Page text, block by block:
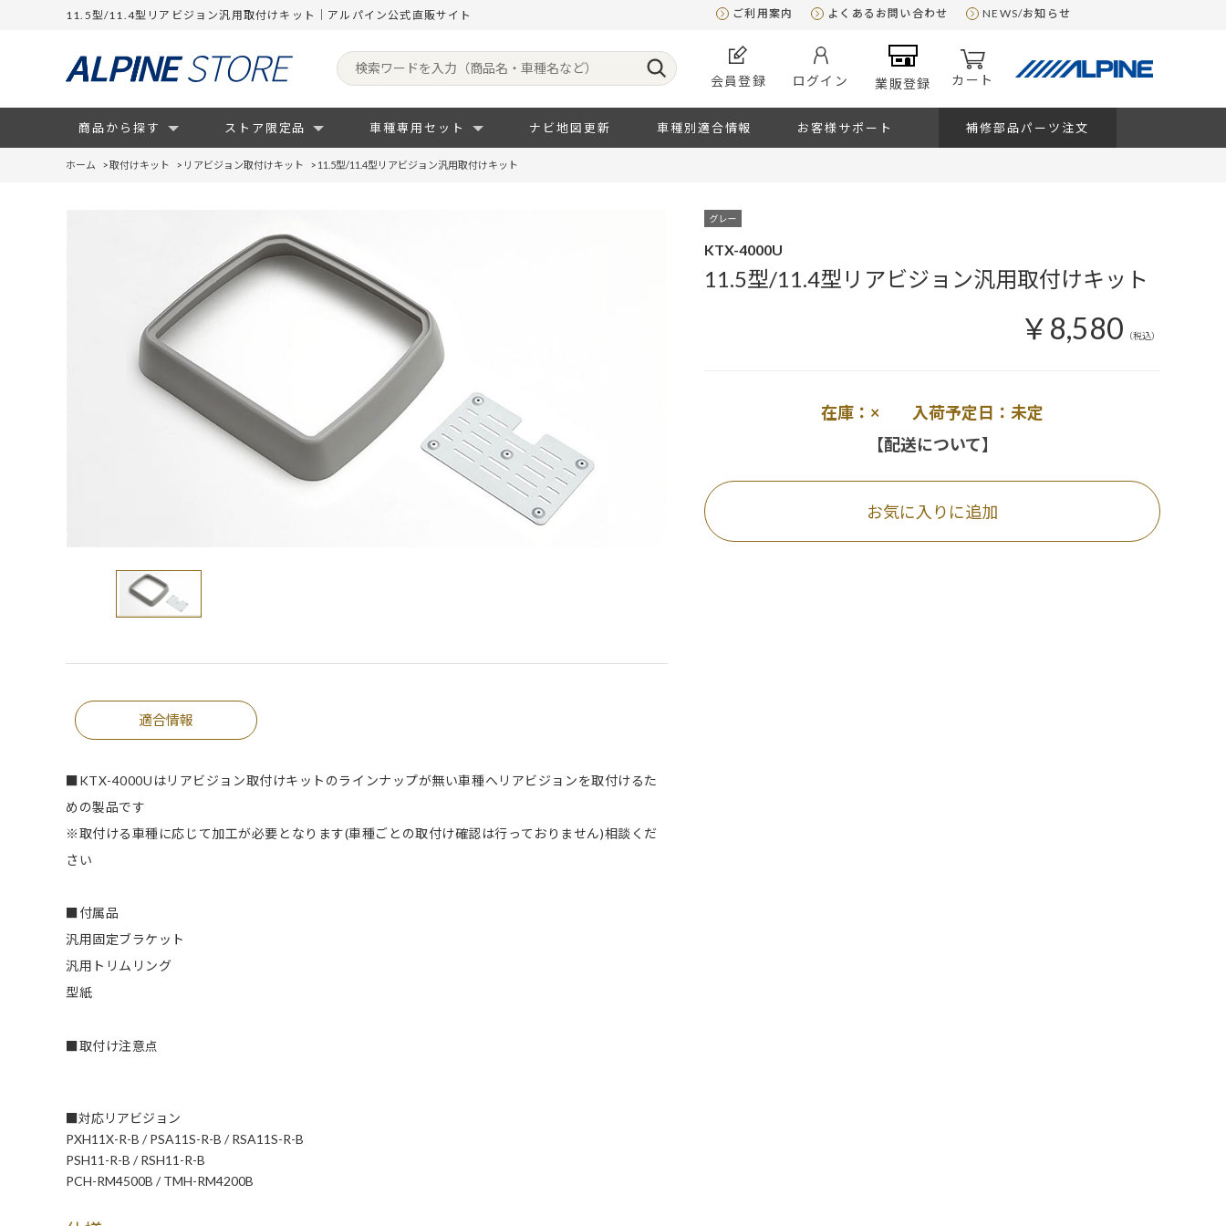
11.5型/11.4型リアビジョン汎用取付けキット｜アルパイン公式直販サイト ご利用案内 よくあるお問い合わせ NEWS/お知らせ
会員登録 ログイン 業販登録 カート
商品から探す ストア限定品 車種専用セット ナビ地図更新 車種別適合情報 お客様サポート 補修部品パーツ注文
ホーム >取付けキット > リアビジョン取付けキット > 11.5型/11.4型リアビジョン汎用取付けキット
適合情報
■KTX-4000Uはリアビジョン取付けキットのラインナップが無い車種へリアビジョンを取付けるた
めの製品です
※取付ける車種に応じて加工が必要となります(車種ごとの取付け確認は行っておりません)相談くだ
さい
■付属品
汎用固定ブラケット
汎用トリムリング
型紙
■取付け注意点
■対応リアビジョン
PXH11X-R-B / PSA11S-R-B / RSA11S-R-B
PSH11-R-B / RSH11-R-B
PCH-RM4500B / TMH-RM4200B
KTX-4000U
11.5型/11.4型リアビジョン汎用取付けキット
￥8,580 （税込）
在庫：× 入荷予定日：未定
【配送について】
お気に入りに追加